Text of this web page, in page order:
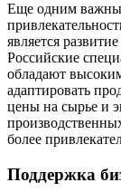
Еще одним
является
Российские
обладают
адаптировать
цены на сырье и
более
Поддержка